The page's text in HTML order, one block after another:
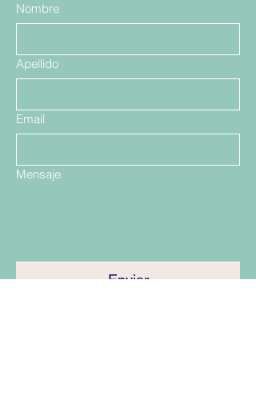
Nombre
Apellido
Email
Mensaje
Enviar